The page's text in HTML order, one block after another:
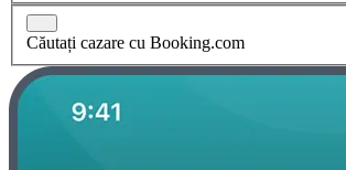
Căutați cazare cu Booking.com